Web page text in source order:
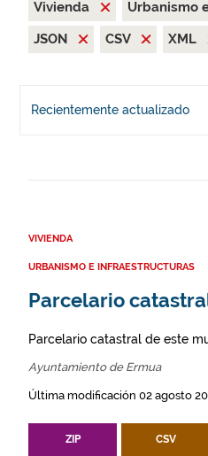
Vivienda
Urbanismo
JSON
CSV XML
Recientemente actualizado
VIVIENDA
URBANISMO E INFRAESTRUCTURAS
Parcelario
Parcelario catastral de este
Ayuntamiento de Ermua
Última modificación 02 agosto
ZIP CSV